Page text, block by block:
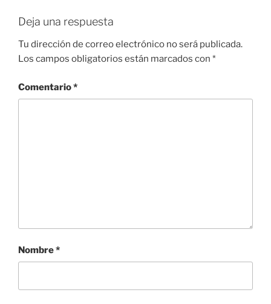
Deja una respuesta
Tu dirección de correo electrónico no será publicada.
Los campos obligatorios están marcados con *
Comentario*
Nombre*